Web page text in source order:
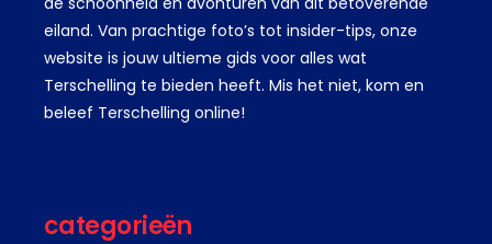
eiland. Van prachtige foto’s tot insider-tips, onze
website is jouw ultieme gids voor alles wat
Terschelling te bieden heeft. Mis het niet, kom en
beleef Terschelling online!
categorieën